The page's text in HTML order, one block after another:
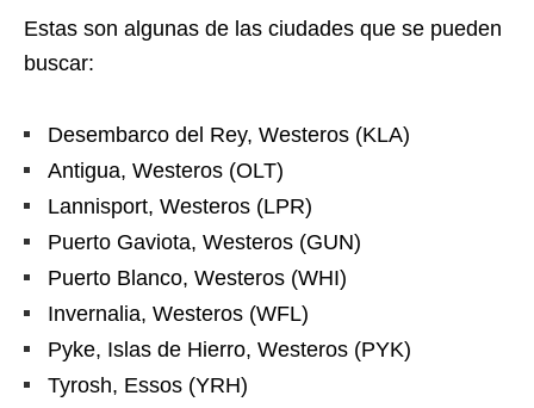
Estas son algunas de las ciudades que se pueden
buscar:
Desembarco del Rey, Westeros (KLA)
Antigua, Westeros (OLT)
Lannisport, Westeros (LPR)
Puerto Gaviota, Westeros (GUN)
Puerto Blanco, Westeros (WHI)
Invernalia, Westeros (WFL)
Pyke, Islas de Hierro, Westeros (PYK)
Tyrosh, Essos (YRH)